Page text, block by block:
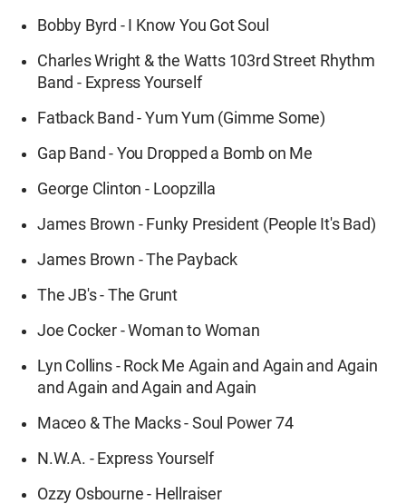
Bobby Byrd - I Know You Got Soul
Charles Wright & the Watts 103rd Street Rhythm
Band - Express Yourself
Fatback Band - Yum Yum (Gimme Some)
Gap Band - You Dropped a Bomb on Me
George Clinton - Loopzilla
James Brown - Funky President (People It's Bad)
James Brown - The Payback
The JB's - The Grunt
Joe Cocker - Woman to Woman
Lyn Collins - Rock Me Again and Again and Again
and Again and Again and Again
Maceo & The Macks - Soul Power 74
N.W.A. - Express Yourself
Ozzy Osbourne - Hellraiser